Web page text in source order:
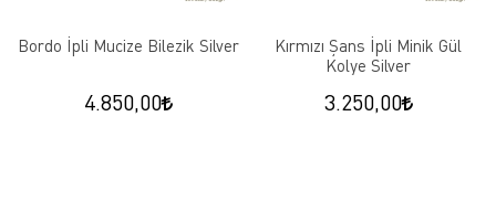
Bordo İpli Mucize Bilezik Silver
4.850,00
Kırmızı Şans İpli Minik Gül
Kolye Silver
3.250,00